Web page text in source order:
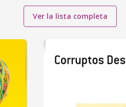
Ver la lista completa